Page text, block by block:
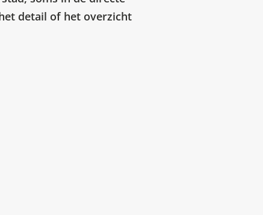
detail of het overzicht